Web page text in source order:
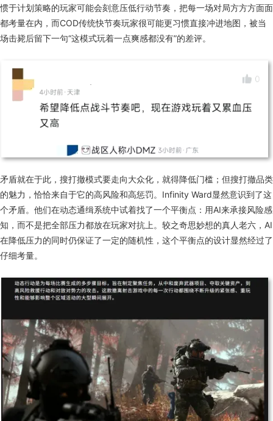
惯于计划策略的玩家可能会刻意压低行动节奏，把每一场对局方方方面面
都考量在内 ， 而COD传统快节奏玩家很可能更习惯直接冲进地图，被当
场击毙后留下一句“这模式玩着一点爽感都没有”的差评。
矛盾就在于此， 搜打撤模式要走向大众化，就得降低门槛； 但搜打撤品类
的魅力，恰恰来自于它的高风险和高惩罚。Infinity Ward显然意识到了这
个矛盾。他们在动态通缉系统中试着找了一个平衡点：用AI来承接风险感
知，而不是把全部压力都放在玩家对抗上 。 较之奇思妙想的真人老六 ， AI
在降低压力的同时仍保证了一定的随机性 ，这个平衡点的设计显然经过了
仔细考量。